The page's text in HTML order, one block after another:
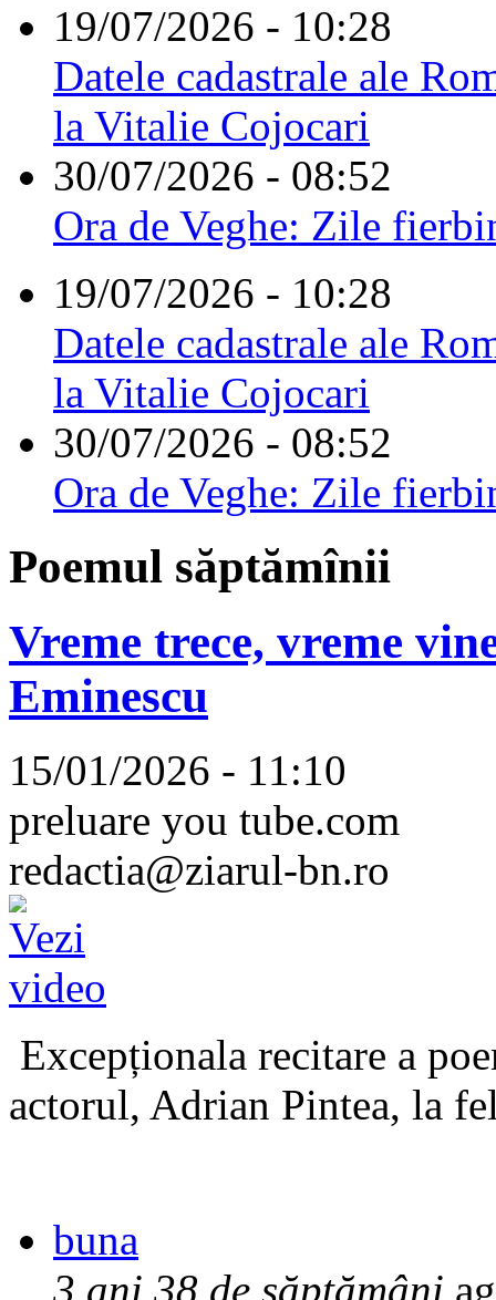
19/07/2026 - 10:28
Datele cadastrale ale
la Vitalie Cojocari
30/07/2026 - 08:52
Ora de Veghe: Zile
19/07/2026 - 10:28
Datele cadastrale ale
la Vitalie Cojocari
30/07/2026 - 08:52
Ora de Veghe: Zile
Poemul săptămînii
Vreme trece, vreme
Eminescu
15/01/2026 - 11:10
preluare you tube.com
redactia@ziarul-bn.ro
Excepționala recitare a
actorul, Adrian Pintea, la
buna
3 ani 38 de săptămâni